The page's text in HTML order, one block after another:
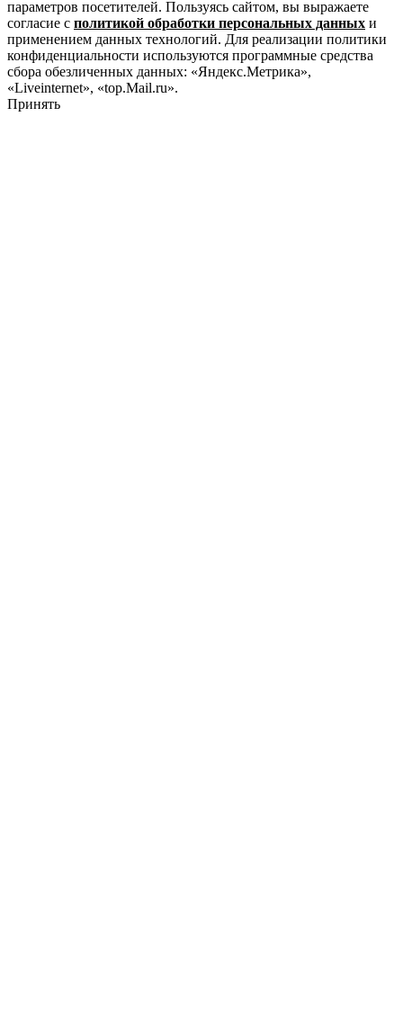
параметров посетителей. Пользуясь сайтом, вы выражаете
согласие с политикой обработки персональных данных и
применением данных технологий. Для реализации политики
конфиденциальности используются программные средства
сбора обезличенных данных: «Яндекс.Метрика»,
«Liveinternet», «top.Mail.ru».
Принять